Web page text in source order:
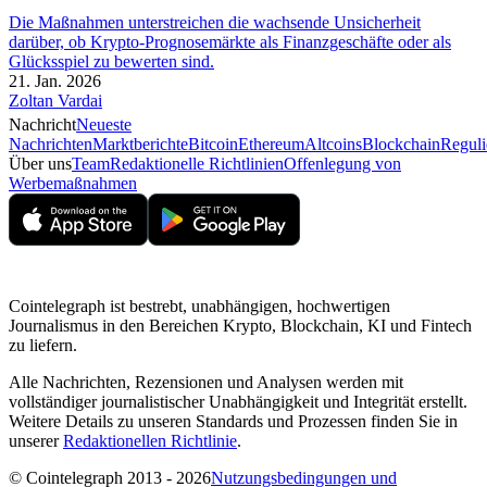
Die Maßnahmen unterstreichen die wachsende Unsicherheit
darüber, ob Krypto-Prognosemärkte als Finanzgeschäfte oder als
Glücksspiel zu bewerten sind.
21. Jan. 2026
Zoltan Vardai
NachrichtNeueste
NachrichtenMarktberichteBitcoinEthereumAltcoinsBlockchain
Über unsTeamRedaktionelle RichtlinienOffenlegung von
Werbemaßnahmen
Cointelegraph ist bestrebt, unabhängigen, hochwertigen
Journalismus in den Bereichen Krypto, Blockchain, KI und Fintech
zu liefern.
Alle Nachrichten, Rezensionen und Analysen werden mit
vollständiger journalistischer Unabhängigkeit und Integrität erstellt.
Weitere Details zu unseren Standards und Prozessen finden Sie in
unsererRedaktionellen Richtlinie.
© Cointelegraph 2013 - 2026Nutzungsbedingungen und